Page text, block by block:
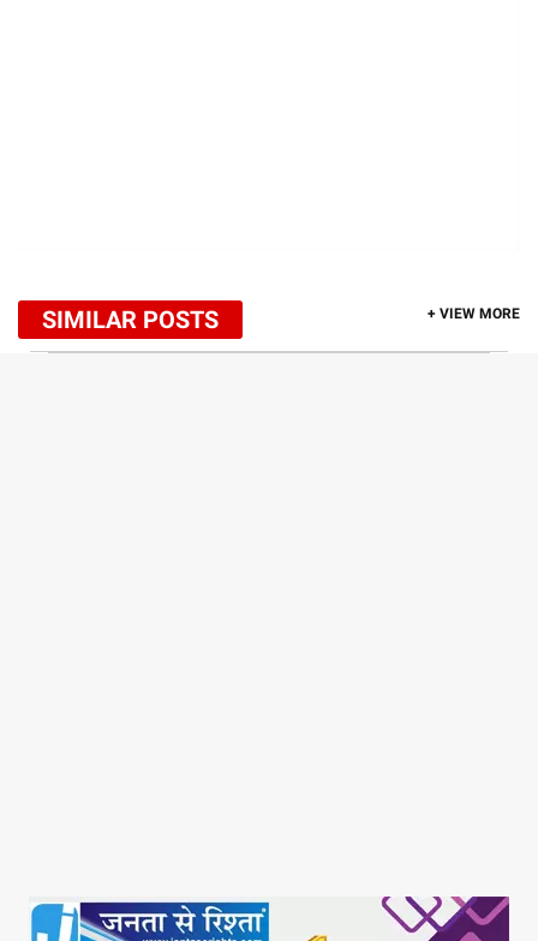
SIMILAR POSTS + VIEW MORE